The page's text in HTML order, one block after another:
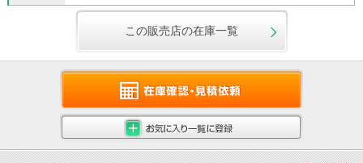
この販売店の在庫一覧